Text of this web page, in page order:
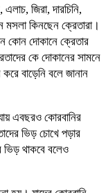
জিরা, দারচিনি,
মসলা কিনছেন ক্রেতারা।
দোকানে ক্রেতার
কে দোকানের সামনে
বাড়েনি বলে জানান
এবছরও কোরবানির
ভিড় চোখে পড়ার
ভিড় থাকবে বলেও